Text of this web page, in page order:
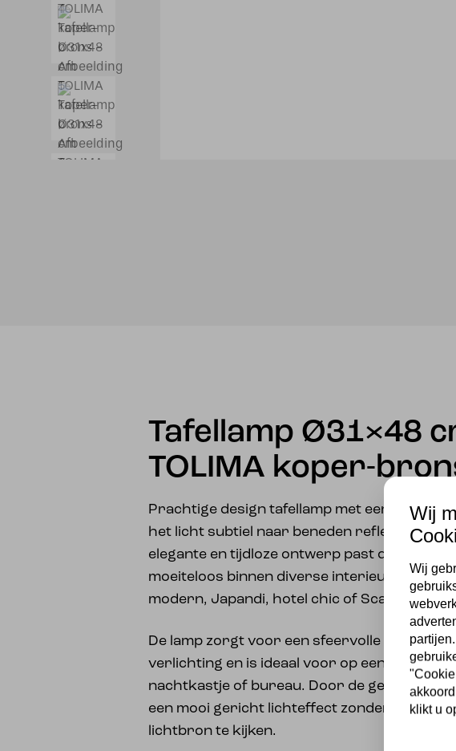
Tafellamp Ø31×48
TOLIMA koper-
Prachtige design tafellamp met een stijlvolle
het licht subtiel naar beneden reflecteert.
elegante en tijdloze ontwerp past deze lamp
moeiteloos binnen diverse interieurstijlen
modern, Japandi, hotel chic of
De lamp zorgt voor een sfeervolle en warme
verlichting en is ideaal voor op een dressoir,
nachtkastje of bureau. Door de gesloten
een mooi gericht lichteffect zonder direct in
lichtbron te kijken.
Wij
Wij
klikt u